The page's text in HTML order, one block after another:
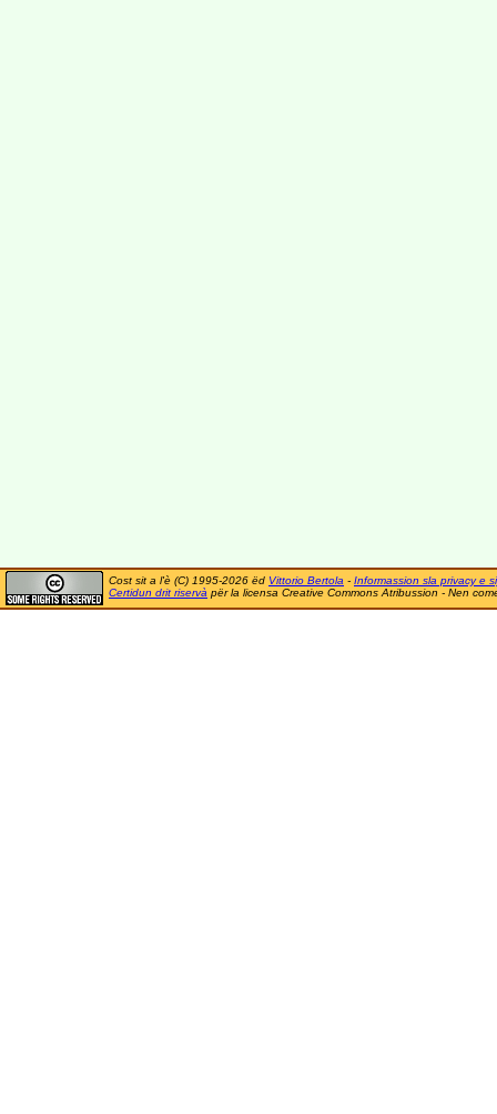
Cost sit a l'è (C) 1995-2026 ëd Vittorio Bertola - Informassion sla privacy e
Certidun drit riservà për la licensa Creative Commons Atribussion - Nen